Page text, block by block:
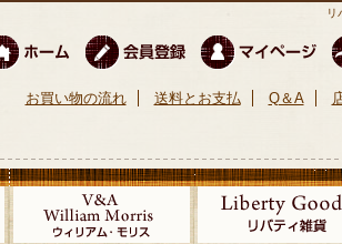
リ
お買い物の流れ 送料とお支払 Q＆A